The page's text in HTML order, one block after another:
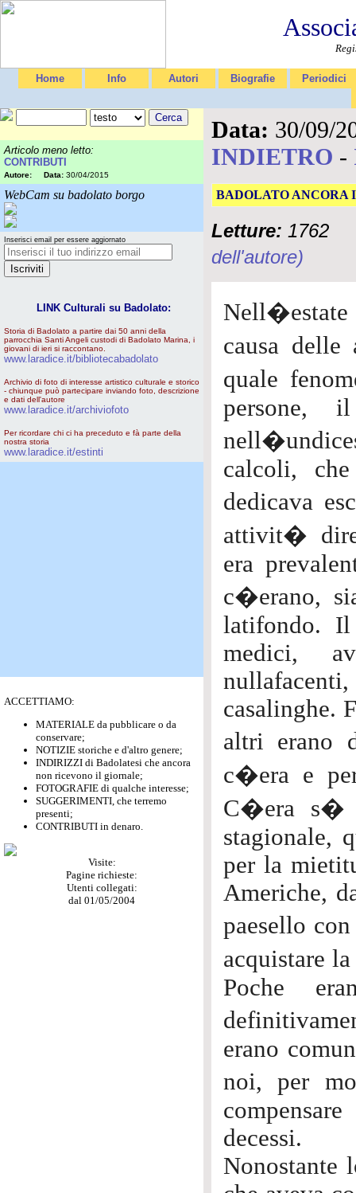
Home Info Autori Biografie Periodici
Articolo meno letto:
CONTRIBUTI
Autore: Data: 30/04/2015
WebCam su badolato borgo
Inserisci email per essere aggiornato
LINK Culturali su Badolato:
Storia di Badolato a partire dai 50 anni della
parrocchia Santi Angeli custodi di Badolato Marina, i
giovani di ieri si raccontano.
www.laradice.it/bibliotecabadolato
Archivio di foto di interesse artistico culturale e storico
- chiunque può partecipare inviando foto, descrizione
e dati dell'autore
www.laradice.it/archiviofoto
Per ricordare chi ci ha preceduto e fà parte della
nostra storia
www.laradice.it/estinti
ACCETTIAMO:
MATERIALE da pubblicare o da
conservare;
NOTIZIE storiche e d'altro genere;
INDIRIZZI di Badolatesi che ancora
non ricevono il giornale;
FOTOGRAFIE di qualche interesse;
SUGGERIMENTI, che terremo
presenti;
CONTRIBUTI in denaro.
Visite:
Pagine richieste:
Utenti collegati:
dal 01/05/2004
Data: 30/09/
INDIETRO -
BADOLATO ANCORA
Letture: 1762
dell'autore)
causa delle
quale
persone,
calcoli,
dedicava
attivit�
era
c�erano,
latifondo. Il
medici,
casalinghe.
altri erano
c�era e
C�era s�
stagionale,
per la
Americhe,
paesello
acquistare
Poche
erano
noi, per
decessi.
Nonostante